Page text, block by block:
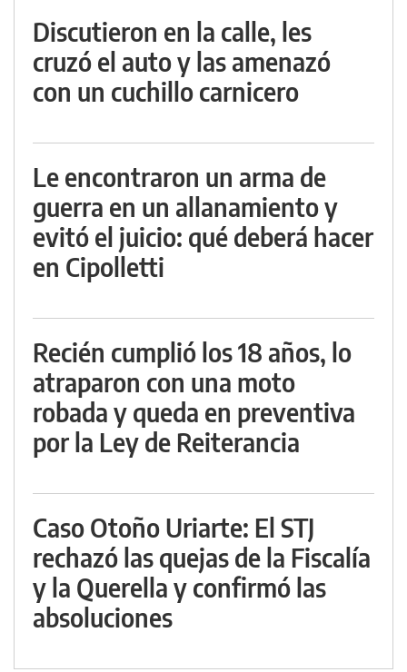
Discutieron en la calle, les
cruzó el auto y las amenazó
con un cuchillo carnicero
Le encontraron un arma de
guerra en un allanamiento y
evitó el juicio: qué deberá hacer
en Cipolletti
Recién cumplió los 18 años, lo
atraparon con una moto
robada y queda en preventiva
por la Ley de Reiterancia
Caso Otoño Uriarte: El STJ
rechazó las quejas de la Fiscalía
y la Querella y confirmó las
absoluciones